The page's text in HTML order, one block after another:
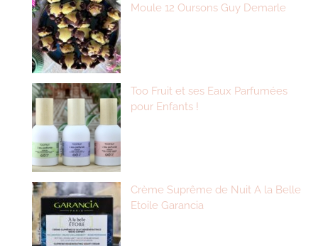
Moule 12 Oursons Guy Demarle
Too Fruit et ses Eaux Parfumées
pour Enfants !
Crème Suprême de Nuit A la Belle
Etoile Garancia